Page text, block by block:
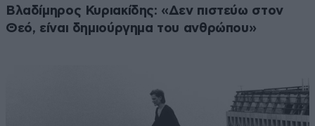
Βλαδίμηρος Κυριακίδης: «Δεν πιστεύω στον
Θεό, είναι δημιούργημα του ανθρώπου»